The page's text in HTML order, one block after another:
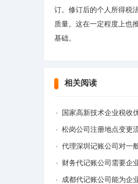
订。修订后的个人所得税
质量。这在一定程度上也
基础。
相关阅读
国家高新技术企业税收优惠有哪
松岗公司注册地点变更
代理深圳记账公司对一
财务代记账公司需要企
成都代记账公司能为企